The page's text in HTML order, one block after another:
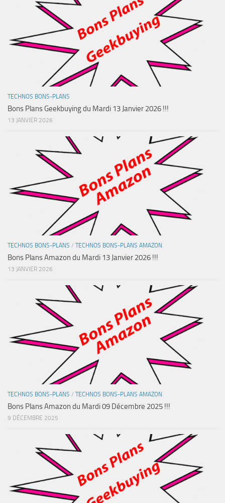
TECHNOS BONS-PLANS
Bons Plans Geekbuying du Mardi 13 Janvier 2026 !!!
13 JANVIER 2026
TECHNOS BONS-PLANS / TECHNOS BONS-PLANS AMAZON
Bons Plans Amazon du Mardi 13 Janvier 2026 !!!
13 JANVIER 2026
TECHNOS BONS-PLANS / TECHNOS BONS-PLANS AMAZON
Bons Plans Amazon du Mardi 09 Décembre 2025 !!!
9 DÉCEMBRE 2025